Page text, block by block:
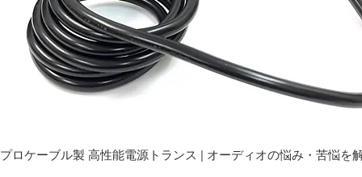
プロケーブル製 高性能電源トランス | オーディオの悩み・苦悩を